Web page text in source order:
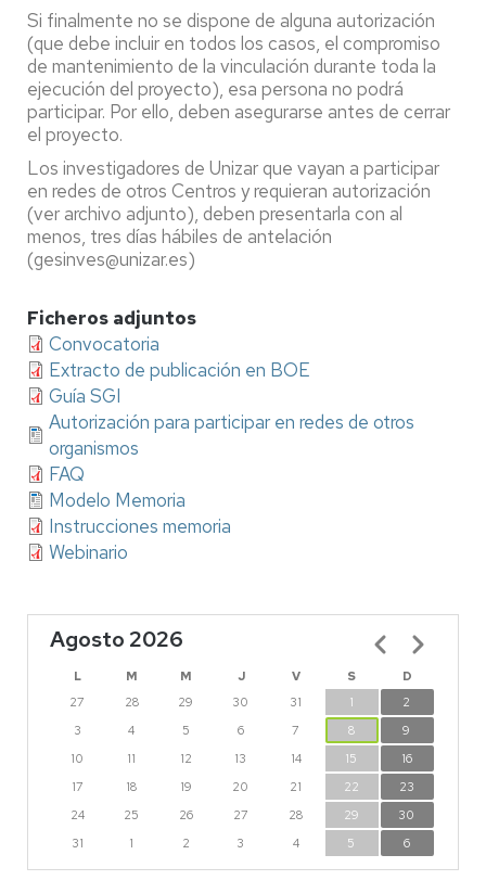
Si finalmente no se dispone de alguna autorización
(que debe incluir en todos los casos, el compromiso
de mantenimiento de la vinculación durante toda la
ejecución del proyecto), esa persona no podrá
participar. Por ello, deben asegurarse antes de cerrar
el proyecto.
Los investigadores de Unizar que vayan a participar
en redes de otros Centros y requieran autorización
(ver archivo adjunto), deben presentarla con al
menos, tres días hábiles de antelación
(gesinves@unizar.es)
Ficheros adjuntos
Convocatoria
Extracto de publicación en BOE
Guía SGI
Autorización para participar en redes de otros
organismos
FAQ
Modelo Memoria
Instrucciones memoria
Webinario
Agosto 2026
L M M J V S
D
27
28 29 30 31 1
2
3
4 5 6 7 8
9
10
11 12 13 14 15
16
17
18 19 20 21 22
23
24
25 26 27 28 29
30
31
1 2 3 4 5 6
Paginación